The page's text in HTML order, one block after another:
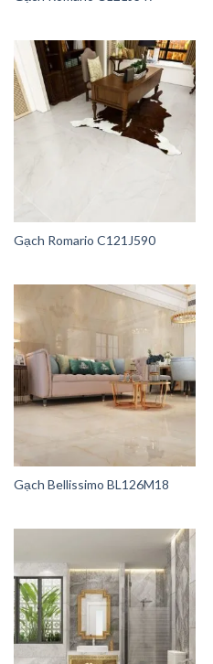
Gạch Romario C121J590
Gạch Bellissimo BL126M18